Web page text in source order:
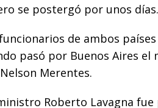
se postergó por unos días.
de ambos países
pasó por Buenos Aires el
Merentes.
Roberto Lavagna fue